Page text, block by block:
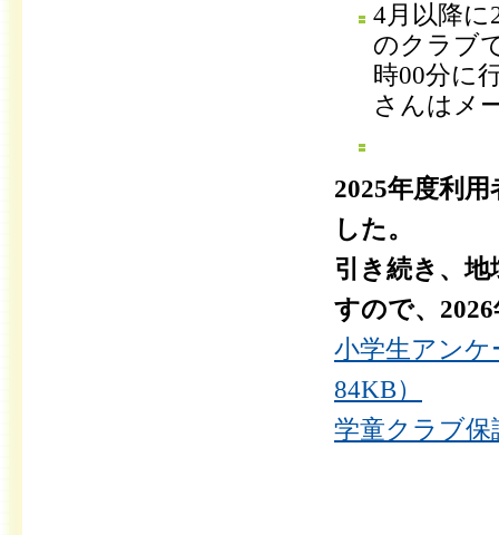
4月以降に
のクラブ
時00分に
さんはメ
2025年度利
した。
引き続き、
すので、
小学生アンケ
84KB）
学童クラブ保